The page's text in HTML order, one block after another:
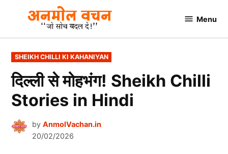
content
AnmolVachan.in
Menu
POSTED
IN
SHEIKH CHILLI KI KAHANIYAN
दिल्ली से मोहभंग! Sheikh Chilli
Stories in Hindi
by AnmolVachan.in
20/02/2026